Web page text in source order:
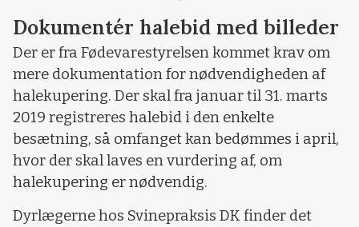
Dokumentér halebid med billeder
Der er fra Fødevarestyrelsen kommet krav om
mere dokumentation for nødvendigheden af
halekupering. Der skal fra januar til 31. marts
2019 registreres halebid i den enkelte
besætning, så omfanget kan bedømmes i april,
hvor der skal laves en vurdering af, om
halekupering er nødvendig.
Dyrlægerne hos Svinepraksis DK finder det